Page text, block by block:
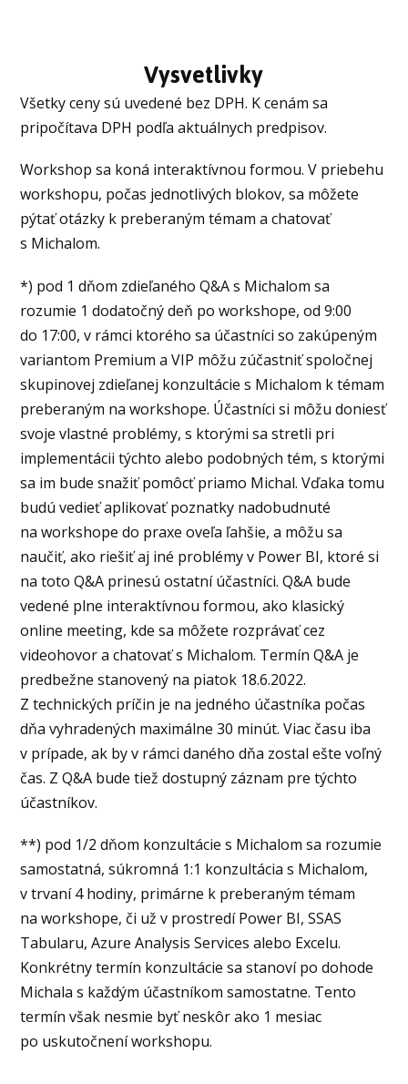
Vysvetlivky
Všetky ceny sú uvedené bez DPH. K cenám sa
pripočítava DPH podľa aktuálnych predpisov.
Workshop sa koná interaktívnou formou. V priebehu
workshopu, počas jednotlivých blokov, sa môžete
pýtať otázky k preberaným témam a chatovať
s Michalom.
*) pod 1 dňom zdieľaného Q&A s Michalom sa
rozumie 1 dodatočný deň po workshope, od 9:00
do 17:00, v rámci ktorého sa účastníci so zakúpeným
variantom Premium a VIP môžu zúčastniť spoločnej
skupinovej zdieľanej konzultácie s Michalom k témam
preberaným na workshope. Účastníci si môžu doniesť
svoje vlastné problémy, s ktorými sa stretli pri
implementácii týchto alebo podobných tém, s ktorými
sa im bude snažiť pomôcť priamo Michal. Vďaka tomu
budú vedieť aplikovať poznatky nadobudnuté
na workshope do praxe oveľa ľahšie, a môžu sa
naučiť, ako riešiť aj iné problémy v Power BI, ktoré si
na toto Q&A prinesú ostatní účastníci. Q&A bude
vedené plne interaktívnou formou, ako klasický
online meeting, kde sa môžete rozprávať cez
videohovor a chatovať s Michalom. Termín Q&A je
predbežne stanovený na piatok 18.6.2022.
Z technických príčin je na jedného účastníka počas
dňa vyhradených maximálne 30 minút. Viac času iba
v prípade, ak by v rámci daného dňa zostal ešte voľný
čas. Z Q&A bude tiež dostupný záznam pre týchto
účastníkov.
**) pod 1/2 dňom konzultácie s Michalom sa rozumie
samostatná, súkromná 1:1 konzultácia s Michalom,
v trvaní 4 hodiny, primárne k preberaným témam
na workshope, či už v prostredí Power BI, SSAS
Tabularu, Azure Analysis Services alebo Excelu.
Konkrétny termín konzultácie sa stanoví po dohode
Michala s každým účastníkom samostatne. Tento
termín však nesmie byť neskôr ako 1 mesiac
po uskutočnení workshopu.